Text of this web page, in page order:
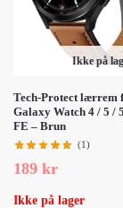
Ikke på
Tech-Protect lærrem
Galaxy Watch 4 / 5 /
FE – Brun
(1)
189 kr
Ikke på lager